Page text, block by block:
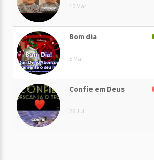
10 Mar
Bom dia
5 Mar
Confie em Deus
26 Jul